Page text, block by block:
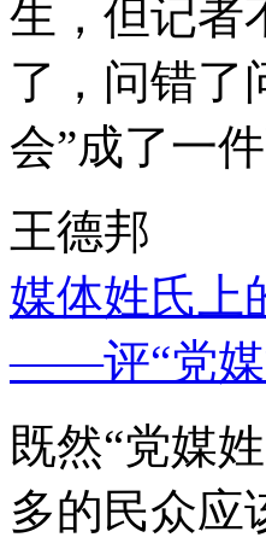
生，但记者
了，问错了
会”成了一
王德邦
媒体姓氏上
——评“党媒
既然“党媒
多的民众应